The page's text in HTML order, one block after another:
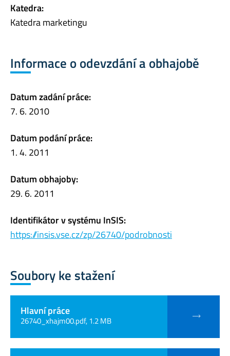
Katedra:
Katedra marketingu
Informace o odevzdání a obhajobě
Datum zadání práce:
7. 6. 2010
Datum podání práce:
1. 4. 2011
Datum obhajoby:
29. 6. 2011
Identifikátor v systému InSIS:
https://insis.vse.cz/zp/26740/podrobnosti
Soubory ke stažení
Hlavní práce
26740_xhajm00.pdf, 1.2 MB